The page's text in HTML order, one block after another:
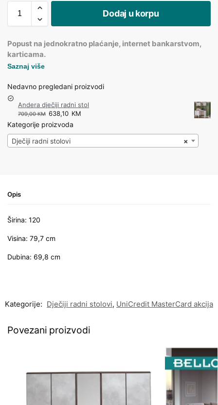
Dodaj u korpu
Popust na jednokratno plaćanje, internet bankarstvom,
karticama.
Saznaj više
Nedavno pregledani proizvodi
Andera dječiji radni stol
709,00KM 638,10 KM
Kategorije proizvoda
×
Dječiji radni stolovi
Opis
Širina: 120
Visina: 79,7 cm
Dubina: 69,8 cm
Kategorije: Dječiji radni stolovi, UniCredit MasterCard akcija
Povezani proizvodi